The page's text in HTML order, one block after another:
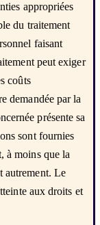
appropriées
du traitement
faisant
peut exiger
coûts
demandée par la
présente sa
sont fournies
à moins que la
autrement. Le
aux droits et